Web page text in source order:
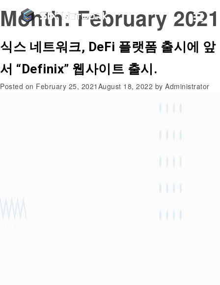
Month:February 2021
식스 네트워크, DeFi 플랫폼 출시에 앞
서 “Definix” 웹사이트 출시.
Posted on February 25, 2021 August 18, 2022 by Administrator